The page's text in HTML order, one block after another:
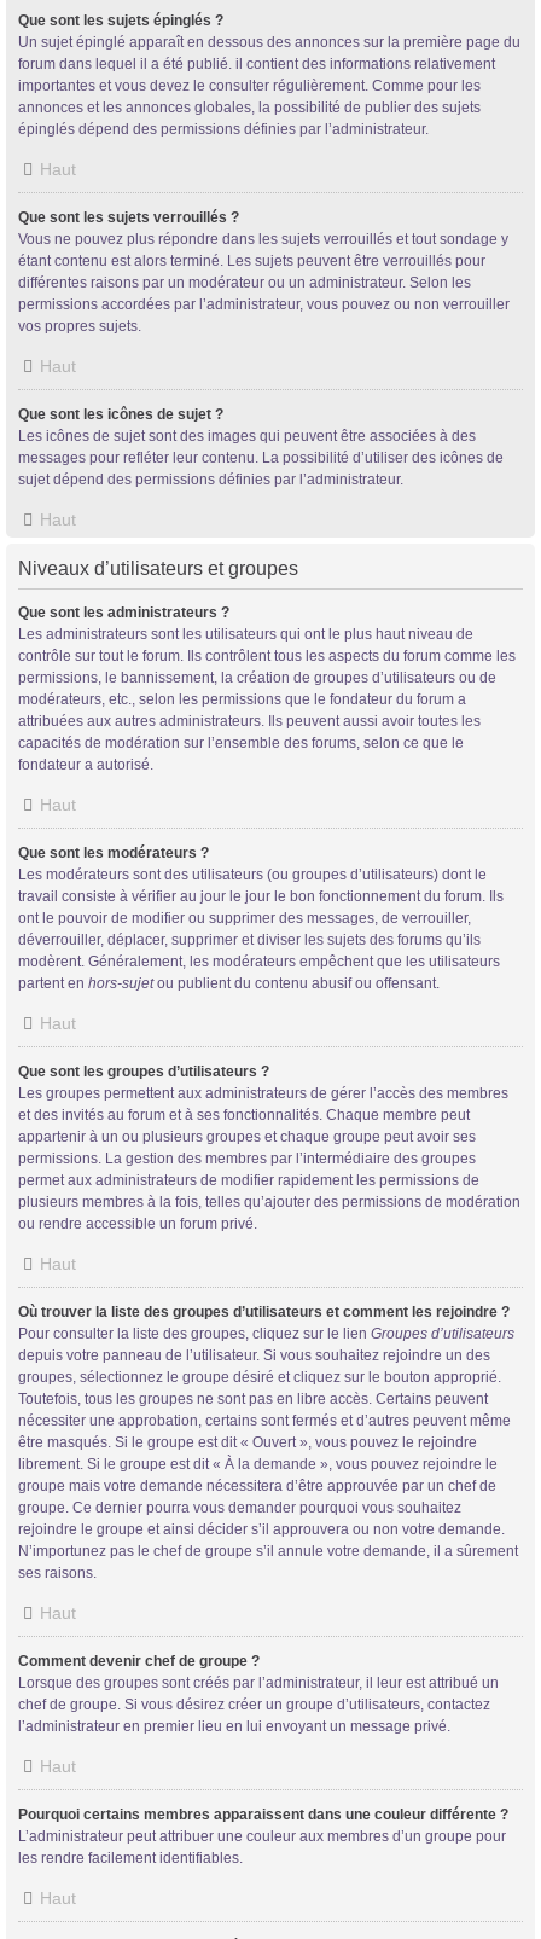
Que sont les sujets épinglés ?
Un sujet épinglé apparaît en dessous des annonces sur la première page du
forum dans lequel il a été publié. il contient des informations relativement
importantes et vous devez le consulter régulièrement. Comme pour les
annonces et les annonces globales, la possibilité de publier des sujets
épinglés dépend des permissions définies par l’administrateur.
Haut
Que sont les sujets verrouillés ?
Vous ne pouvez plus répondre dans les sujets verrouillés et tout sondage y
étant contenu est alors terminé. Les sujets peuvent être verrouillés pour
différentes raisons par un modérateur ou un administrateur. Selon les
permissions accordées par l’administrateur, vous pouvez ou non verrouiller
vos propres sujets.
Haut
Que sont les icônes de sujet ?
Les icônes de sujet sont des images qui peuvent être associées à des
messages pour refléter leur contenu. La possibilité d’utiliser des icônes de
sujet dépend des permissions définies par l’administrateur.
Haut
Niveaux d’utilisateurs et groupes
Que sont les administrateurs ?
Les administrateurs sont les utilisateurs qui ont le plus haut niveau de
contrôle sur tout le forum. Ils contrôlent tous les aspects du forum comme les
permissions, le bannissement, la création de groupes d’utilisateurs ou de
modérateurs, etc., selon les permissions que le fondateur du forum a
attribuées aux autres administrateurs. Ils peuvent aussi avoir toutes les
capacités de modération sur l’ensemble des forums, selon ce que le
fondateur a autorisé.
Haut
Que sont les modérateurs ?
Les modérateurs sont des utilisateurs (ou groupes d’utilisateurs) dont le
travail consiste à vérifier au jour le jour le bon fonctionnement du forum. Ils
ont le pouvoir de modifier ou supprimer des messages, de verrouiller,
déverrouiller, déplacer, supprimer et diviser les sujets des forums qu’ils
modèrent. Généralement, les modérateurs empêchent que les utilisateurs
partent en hors-sujetou publient du contenu abusif ou offensant.
Haut
Que sont les groupes d’utilisateurs ?
Les groupes permettent aux administrateurs de gérer l’accès des membres
et des invités au forum et à ses fonctionnalités. Chaque membre peut
appartenir à un ou plusieurs groupes et chaque groupe peut avoir ses
permissions. La gestion des membres par l’intermédiaire des groupes
permet aux administrateurs de modifier rapidement les permissions de
plusieurs membres à la fois, telles qu’ajouter des permissions de modération
ou rendre accessible un forum privé.
Haut
Où trouver la liste des groupes d’utilisateurs et comment les rejoindre ?
Pour consulter la liste des groupes, cliquez sur le lien Groupes d’utilisateurs
depuis votre panneau de l’utilisateur. Si vous souhaitez rejoindre un des
groupes, sélectionnez le groupe désiré et cliquez sur le bouton approprié.
Toutefois, tous les groupes ne sont pas en libre accès. Certains peuvent
nécessiter une approbation, certains sont fermés et d’autres peuvent même
être masqués. Si le groupe est dit « Ouvert », vous pouvez le rejoindre
librement. Si le groupe est dit « À la demande », vous pouvez rejoindre le
groupe mais votre demande nécessitera d’être approuvée par un chef de
groupe. Ce dernier pourra vous demander pourquoi vous souhaitez
rejoindre le groupe et ainsi décider s’il approuvera ou non votre demande.
N’importunez pas le chef de groupe s’il annule votre demande, il a sûrement
ses raisons.
Haut
Comment devenir chef de groupe ?
Lorsque des groupes sont créés par l’administrateur, il leur est attribué un
chef de groupe. Si vous désirez créer un groupe d’utilisateurs, contactez
l’administrateur en premier lieu en lui envoyant un message privé.
Haut
Pourquoi certains membres apparaissent dans une couleur différente ?
L’administrateur peut attribuer une couleur aux membres d’un groupe pour
les rendre facilement identifiables.
Haut